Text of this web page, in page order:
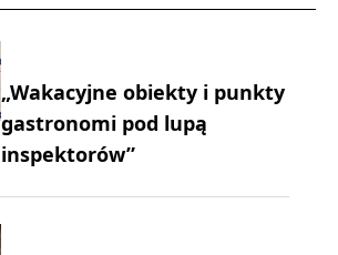
„Wakacyjne obiekty i punkty
gastronomi pod lupą
inspektorów”